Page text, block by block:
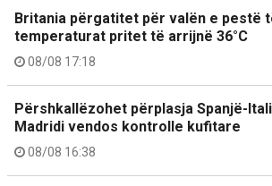
Britania përgatitet për valën e pestë
temperaturat pritet të arrijnë 36°C
08/08 17:18
Përshkallëzohet përplasja Spanjë-
Madridi vendos kontrolle kufitare
08/08 16:38